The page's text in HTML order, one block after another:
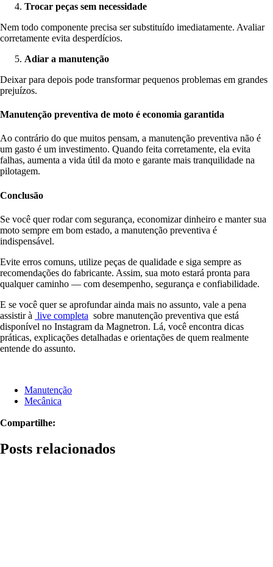
Trocar peças sem necessidade
Nem todo componente precisa ser substituído imediatamente. Avaliar
corretamente evita desperdícios.
Adiar a manutenção
Deixar para depois pode transformar pequenos problemas em grandes
prejuízos.
Manutenção preventiva de moto é economia garantida
Ao contrário do que muitos pensam, a manutenção preventiva não é
um gasto é um investimento. Quando feita corretamente, ela evita
falhas, aumenta a vida útil da moto e garante mais tranquilidade na
pilotagem.
Conclusão
Se você quer rodar com segurança, economizar dinheiro e manter sua
moto sempre em bom estado, a manutenção preventiva é
indispensável.
Evite erros comuns, utilize peças de qualidade e siga sempre as
recomendações do fabricante. Assim, sua moto estará pronta para
qualquer caminho — com desempenho, segurança e confiabilidade.
E se você quer se aprofundar ainda mais no assunto, vale a pena
assistir à live completa sobre manutenção preventiva que está
disponível no Instagram da Magnetron. Lá, você encontra dicas
práticas, explicações detalhadas e orientações de quem realmente
entende do assunto.
Manutenção
Mecânica
Compartilhe:
Posts relacionados